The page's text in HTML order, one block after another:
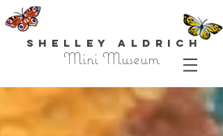
Shelley Aldrich
Mini Museum